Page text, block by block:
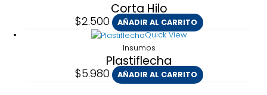
Corta Hilo
$2.500
AÑADIR AL CARRITO
Quick View
Insumos
Plastiflecha
$5.980 AÑADIR AL CARRITO